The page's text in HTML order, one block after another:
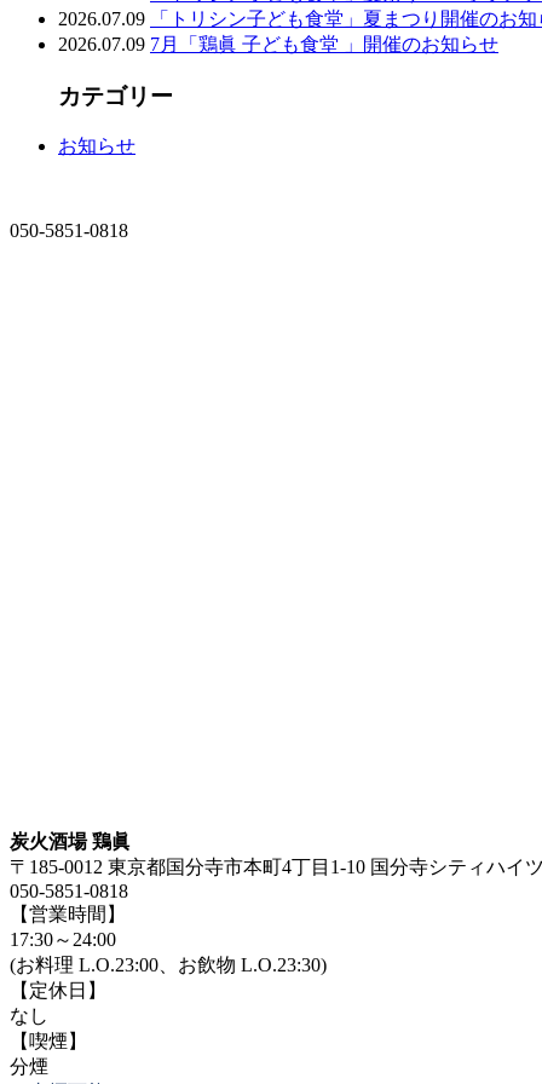
2026.07.09
「トリシン子ども食堂」夏まつり開催のお知
2026.07.09 7月「鶏眞 子ども食堂 」開催のお知らせ
カテゴリー
お知らせ
050-5851-0818
炭火酒場 鶏眞
〒185-0012 東京都国分寺市本町4丁目1-10 国分寺シティハイ
050-5851-0818
【営業時間】
17:30～24:00
(お料理 L.O.23:00、お飲物 L.O.23:30)
【定休日】
なし
【喫煙】
分煙